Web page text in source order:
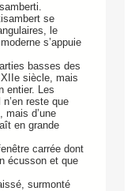
se
le
s’appuie
basses des
siècle, mais
entier. Les
reste que
mais d’une
en grande
carrée dont
écusson et que
surmonté